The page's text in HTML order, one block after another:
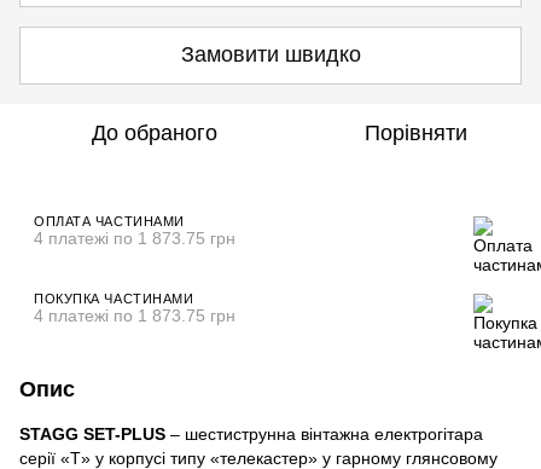
Замовити швидко
До обраного Порівняти
ОПЛАТА ЧАСТИНАМИ
4 платежі по 1 873.75 грн
ПОКУПКА ЧАСТИНАМИ
4 платежі по 1 873.75 грн
Опис
STAGG SET-PLUS – шестиструнна вінтажна електрогітара
серії «T» у корпусі типу «телекастер» у гарному глянсовому